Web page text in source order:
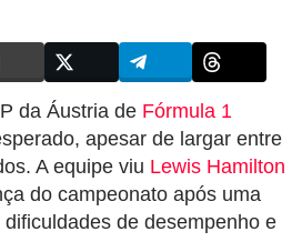
da Áustria de Fórmula 1
apesar de largar entre
A equipe viu Lewis Hamilton
do campeonato após uma
de desempenho e